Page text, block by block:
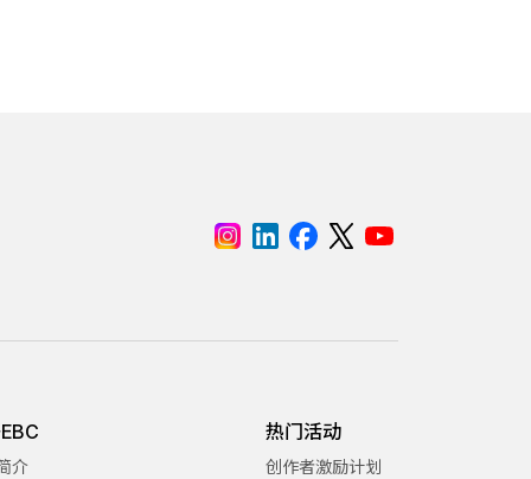
介
热门活动
创作者激励计划